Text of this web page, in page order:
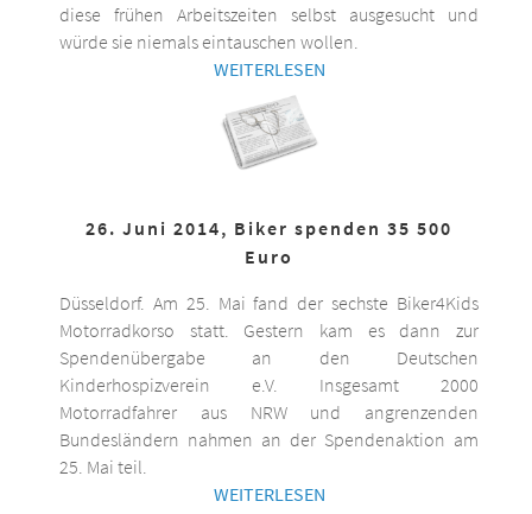
diese frühen Arbeitszeiten selbst ausgesucht und
würde sie niemals eintauschen wollen.
WEITERLESEN
26. Juni 2014, Biker spenden 35 500
Euro
Düsseldorf. Am 25. Mai fand der sechste Biker4Kids
Motorradkorso statt. Gestern kam es dann zur
Spendenübergabe an den Deutschen
Kinderhospizverein e.V. Insgesamt 2000
Motorradfahrer aus NRW und angrenzenden
Bundesländern nahmen an der Spendenaktion am
25. Mai teil.
WEITERLESEN